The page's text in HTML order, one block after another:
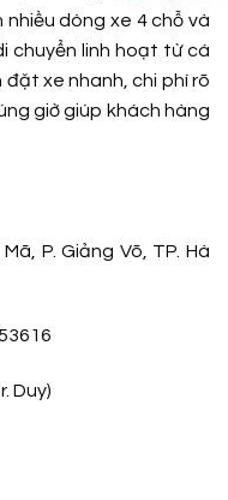
nhiều dòng xe 4 chỗ và
chuyển linh hoạt từ cá
xe nhanh, chi phí rõ
giờ giúp khách hàng
P. Giảng Võ, TP. Hà
Duy)